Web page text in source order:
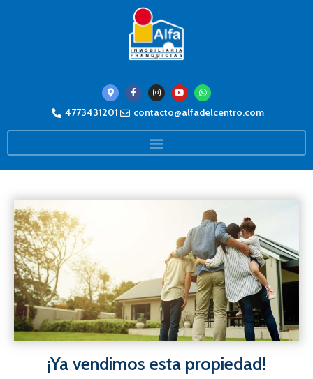
4773431201 contacto@alfadelcentro.com
¡Ya vendimos esta propiedad!